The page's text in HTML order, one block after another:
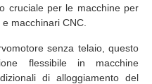
cruciale per le macchine per
macchinari CNC.
senza telaio, questo
flessibile in macchine
di alloggiamento del